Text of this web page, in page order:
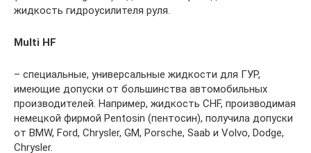
жидкость гидроусилителя руля.
Multi HF
– специальные, универсальные жидкости для ГУР,
имеющие допуски от большинства автомобильных
производителей. Например, жидкость СHF, производимая
немецкой фирмой Pentosin (пентосин), получила допуски
от BMW, Ford, Chrysler, GM, Porsche, Saab и Volvo, Dodge,
Chrysler.